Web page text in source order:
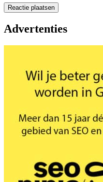
Advertenties